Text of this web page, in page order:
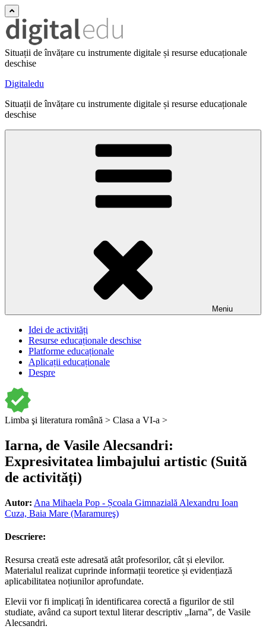
Situații de învățare cu instrumente digitale și resurse educaționale
deschise
Digitaledu
Situații de învățare cu instrumente digitale și resurse educaționale
deschise
Meniu
Idei de activități
Resurse educaționale deschise
Platforme educaționale
Aplicații educaționale
Despre
Limba şi literatura română > Clasa a VI-a >
Iarna, de Vasile Alecsandri:
Expresivitatea limbajului artistic (Suită
de activități)
Autor: Ana Mihaela Pop - Școala Gimnazială Alexandru Ioan
Cuza, Baia Mare (Maramureş)
Descriere:
Resursa creată este adresată atât profesorilor, cât și elevilor.
Materialul realizat cuprinde informații teoretice și evidențiază
aplicabilitatea noțiunilor aprofundate.
Elevii vor fi implicați în identificarea corectă a figurilor de stil
studiate, având ca suport textul literar descriptiv „Iarna”, de Vasile
Alecsandri.